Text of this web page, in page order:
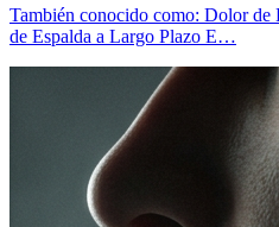
También conocido como: Dolor de
de Espalda a Largo Plazo E…